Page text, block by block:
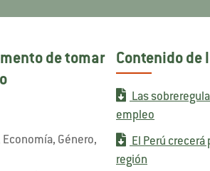
de tomar
Economía, Género,
Contenido de
Las
empleo
El Perú
región